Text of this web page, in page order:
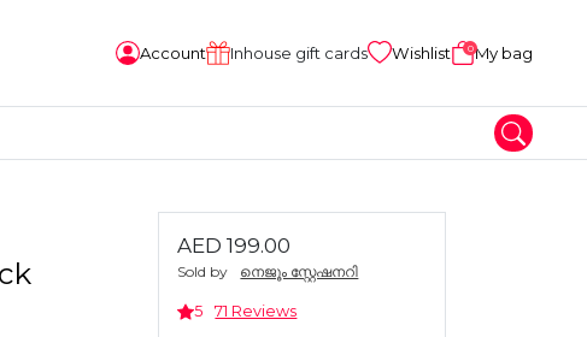
Account Inhouse gift cards Wishlist 0My bag
AED 199.00
Sold by നെജൂം സ്റ്റേഷനറി
5 71 Reviews